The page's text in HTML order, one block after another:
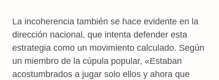
La incoherencia también se hace evidente en la
dirección nacional, que intenta defender esta
estrategia como un movimiento calculado. Según
un miembro de la cúpula popular, «Estaban
acostumbrados a jugar solo ellos y ahora que